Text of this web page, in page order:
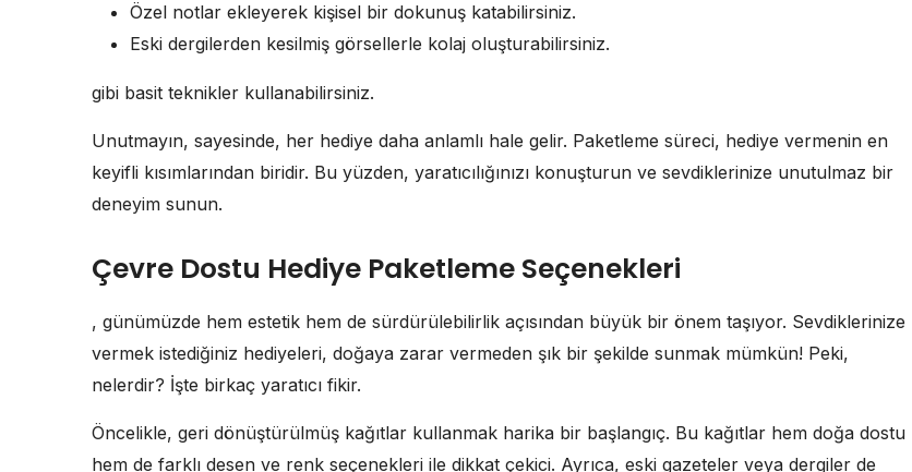
Özel notlar ekleyerek kişisel bir dokunuş katabilirsiniz.
Eski dergilerden kesilmiş görsellerle kolaj oluşturabilirsiniz.
gibi basit teknikler kullanabilirsiniz.
Unutmayın, sayesinde, her hediye daha anlamlı hale gelir. Paketleme süreci, hediye vermenin en
keyifli kısımlarından biridir. Bu yüzden, yaratıcılığınızı konuşturun ve sevdiklerinize unutulmaz bir
deneyim sunun.
Çevre Dostu Hediye Paketleme Seçenekleri
, günümüzde hem estetik hem de sürdürülebilirlik açısından büyük bir önem taşıyor. Sevdiklerinize
vermek istediğiniz hediyeleri, doğaya zarar vermeden şık bir şekilde sunmak mümkün! Peki,
nelerdir? İşte birkaç yaratıcı fikir.
Öncelikle, geri dönüştürülmüş kağıtlar kullanmak harika bir başlangıç. Bu kağıtlar hem doğa dostu
hem de farklı desen ve renk seçenekleri ile dikkat çekici. Ayrıca, eski gazeteler veya dergiler de